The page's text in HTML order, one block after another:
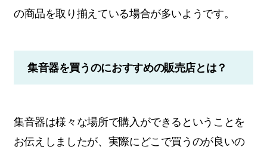
の商品を取り揃えている場合が多いようです。
集音器を買うのにおすすめの販売店とは？
集音器は様々な場所で購入ができるということを
お伝えしましたが、実際にどこで買うのが良いの